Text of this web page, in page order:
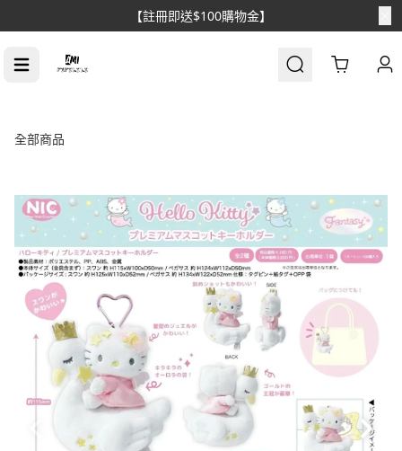
【註冊即送$100購物金】
Cart
全部商品